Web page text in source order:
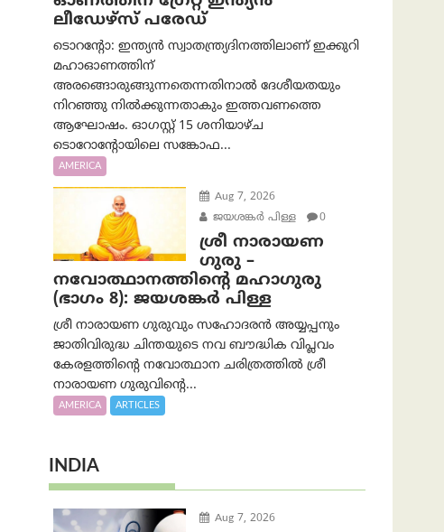
ലീഡേഴ്സ് പരേഡ്
ടൊറന്റോ: ഇന്ത്യൻ സ്വാതന്ത്ര്യദിനത്തിലാണ് ഇക്കുറി
മഹാഓണത്തിന്
അരങ്ങൊരുങ്ങുന്നതെന്നതിനാൽ ദേശീയതയും
നിറഞ്ഞു നിൽക്കുന്നതാകും ഇത്തവണത്തെ
ആഘോഷം. ഓഗസ്റ്റ് 15 ശനിയാഴ്ച
ടൊറോന്റോയിലെ സങ്കോഫ...
AMERICA
Aug 7, 2026
ജയശങ്കര്‍ പിള്ള
0
ശ്രീ നാരായണ
ഗുരു –
നവോത്ഥാനത്തിന്റെ മഹാഗുരു
(ഭാഗം 8): ജയശങ്കര്‍ പിള്ള
ശ്രീ നാരായണ ഗുരുവും സഹോദരൻ അയ്യപ്പനും
ജാതിവിരുദ്ധ ചിന്തയുടെ നവ ബൗദ്ധിക വിപ്ലവം
കേരളത്തിന്റെ നവോത്ഥാന ചരിത്രത്തിൽ ശ്രീ
നാരായണ ഗുരുവിന്റെ...
AMERICA ARTICLES
INDIA
Aug 7, 2026